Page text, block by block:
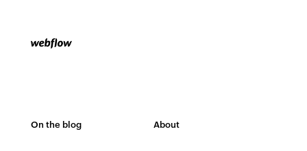
On the blog About